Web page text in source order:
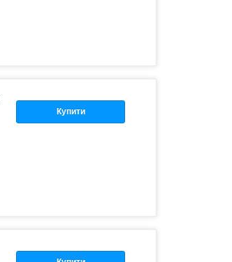
Купити